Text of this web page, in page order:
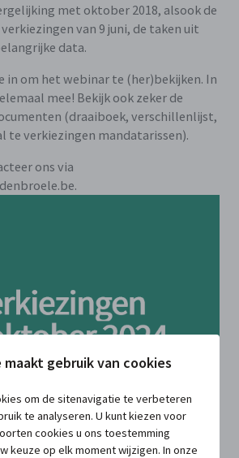
gebruik van cookies
om de sitenavigatie te verbeteren
te analyseren. U kunt kiezen voor
cookies u ons toestemming
keuze op elk moment wijzigen. In onze
met oktober 2018, alsook de
van 9 juni, de taken uit
data.
in om het webinar te (her)bekijken. In
mee! Bekijk ook zeker de
(draaiboek, verschillenlijst,
te verkiezingen mandatarissen).
ons via